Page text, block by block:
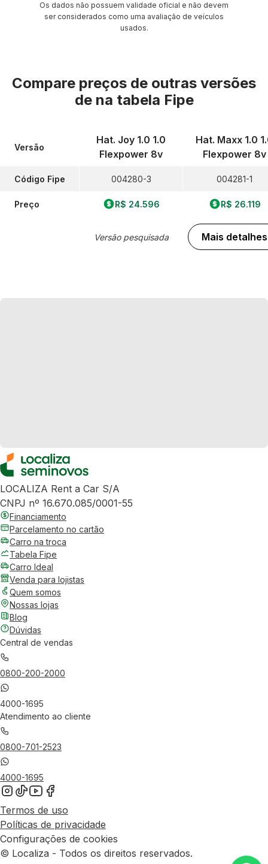
Os dados não possuem validade oficial e não devem
ser considerados como uma avaliação de veículos
usados.
Compare preços de outras versões
de na tabela Fipe
Versão
Código Fipe
Preço
Hat. Joy 1.0 1.0
Flexpower 8v
004280-3
R$ 24.596
Versão pesquisada
Hat. Maxx 1.0
Flexpower 8v
004281-1
R$ 26.119
Mais detalhes
LOCALIZA Rent a Car S/A
CNPJ nº 16.670.085/0001-55
Financiamento
Parcelamento no cartão
Carro na troca
Tabela Fipe
Carro Ideal
Venda para lojistas
Quem somos
Nossas lojas
Blog
Dúvidas
Central de vendas
0800-200-2000
4000-1695
Atendimento ao cliente
0800-701-2523
4000-1695
Termos de uso
Políticas de privacidade
Configurações de cookies
© Localiza - Todos os direitos reservados.